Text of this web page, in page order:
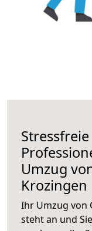
Umzug
Krozingen
Ihr Umzug von
steht an und